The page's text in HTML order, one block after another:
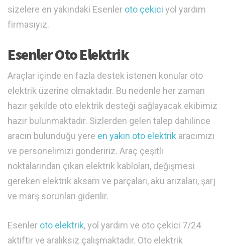
sizelere en yakındaki Esenler oto çekici yol yardım
firmasıyız.
Esenler Oto Elektrik
Araçlar içinde en fazla destek istenen konular oto
elektrik üzerine olmaktadır. Bu nedenle her zaman
hazır şekilde oto elektrik desteği sağlayacak ekibimiz
hazır bulunmaktadır. Sizlerden gelen talep dahilince
aracın bulunduğu yere en yakın oto elektrik aracımızı
ve personelimizi göndeririz. Araç çeşitli
noktalarından çıkan elektrik kabloları, değişmesi
gereken elektrik aksam ve parçaları, akü arızaları, şarj
ve marş sorunları giderilir.
Esenler oto elektrik, yol yardım ve oto çekici 7/24
aktiftir ve aralıksız çalışmaktadır. Oto elektrik